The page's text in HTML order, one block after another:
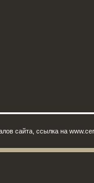
сайта, ссылка на